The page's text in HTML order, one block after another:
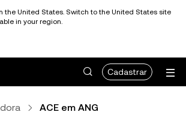
the United States. Switch to the United States site
in your region.
Cadastrar
ACE em ANG